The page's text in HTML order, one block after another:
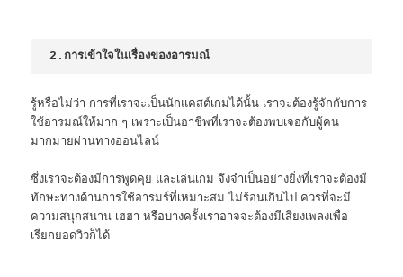
2.การเข้าใจในเรื่องของอารมณ์
รู้หรือไม่ว่า การที่เราจะเป็นนักแคสต์เกมได้นั้น เราจะต้องรู้จักกับการ
ใช้อารมณ์ให้มาก ๆ เพราะเป็นอาชีพที่เราจะต้องพบเจอกับผู้คน
มากมายผ่านทางออนไลน์
ซึ่งเราจะต้องมีการพูดคุย และเล่นเกม จึงจำเป็นอย่างยิ่งที่เราจะต้องมี
ทักษะทางด้านการใช้อารมร์ที่เหมาะสม ไม่ร้อนเกินไป ควรที่จะมี
ความสนุกสนาน เฮฮา หรือบางครั้งเราอาจจะต้องมีเสียงเพลงเพื่อ
เรียกยอดวิวก็ได้